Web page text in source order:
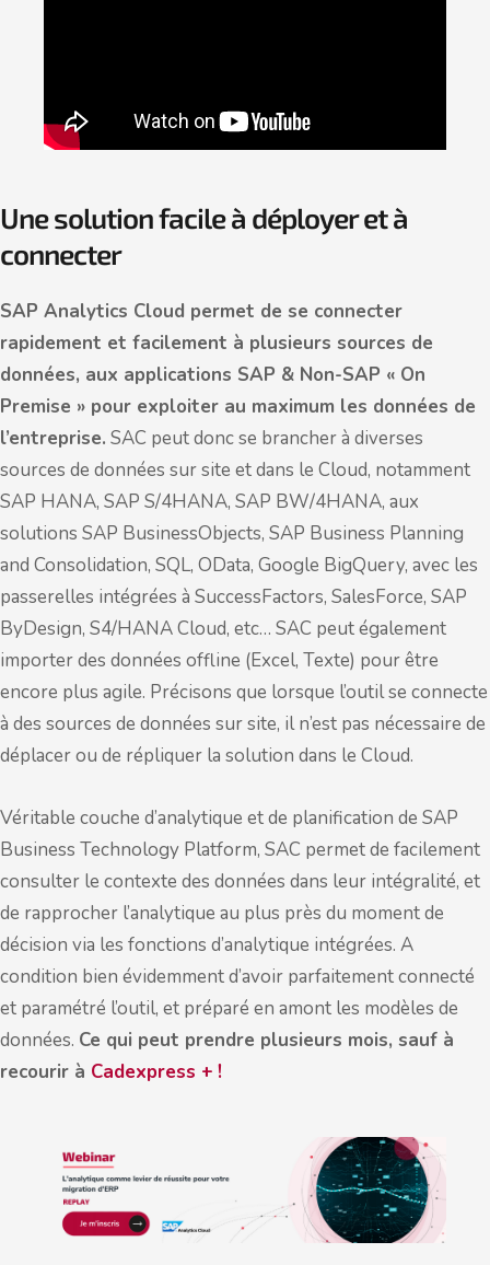
Une solution facile à déployer et à
connecter
SAP Analytics Cloud permet de se connecter
rapidement et facilement à plusieurs sources de
données, aux applications SAP & Non-SAP « On
Premise » pour exploiter au maximum les données de
l’entreprise. SAC peut donc se brancher à diverses
sources de données sur site et dans le Cloud, notamment
SAP HANA, SAP S/4HANA, SAP BW/4HANA, aux
solutions SAP BusinessObjects, SAP Business Planning
and Consolidation, SQL, OData, Google BigQuery, avec les
passerelles intégrées à SuccessFactors, SalesForce, SAP
ByDesign, S4/HANA Cloud, etc… SAC peut également
importer des données offline (Excel, Texte) pour être
encore plus agile. Précisons que lorsque l’outil se connecte
à des sources de données sur site, il n’est pas nécessaire de
déplacer ou de répliquer la solution dans le Cloud.
Véritable couche d’analytique et de planification de SAP
Business Technology Platform, SAC permet de facilement
consulter le contexte des données dans leur intégralité, et
de rapprocher l’analytique au plus près du moment de
décision via les fonctions d’analytique intégrées. A
condition bien évidemment d’avoir parfaitement connecté
et paramétré l’outil, et préparé en amont les modèles de
données. Ce qui peut prendre plusieurs mois, sauf à
recourir à Cadexpress + !